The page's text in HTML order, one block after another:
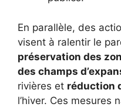
En parallèle, des
visent à ralentir le
préservation des
des champs
rivières et réduction
l’hiver. Ces mesures